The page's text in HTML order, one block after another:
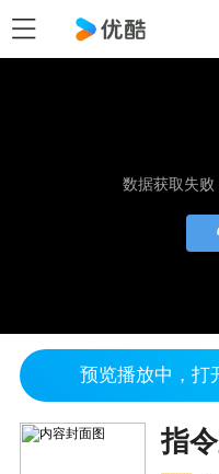
数据获取失
预览播放中，打
指